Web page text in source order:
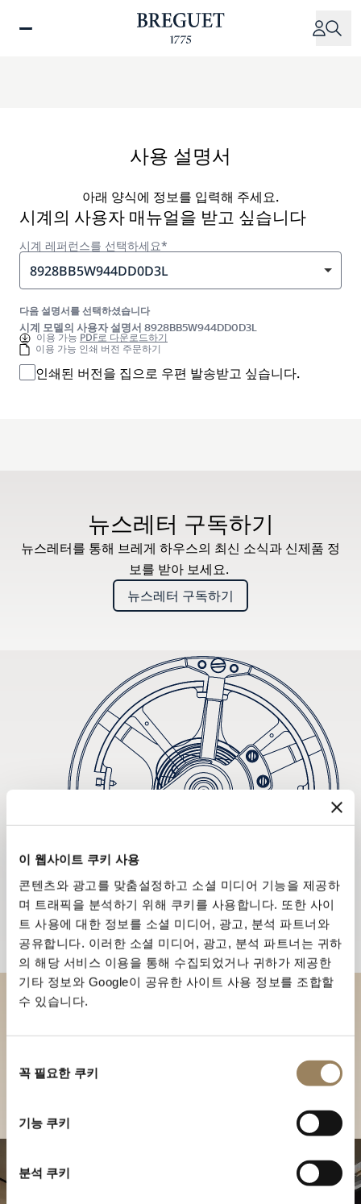
이 웹사이트 쿠키 사용
콘텐츠와 광고를 맞춤설정하고 소셜 미디어 기능을 제공하
며 트래픽을 분석하기 위해 쿠키를 사용합니다. 또한 사이
트 사용에 대한 정보를 소셜 미디어, 광고, 분석 파트너와
공유합니다. 이러한 소셜 미디어, 광고, 분석 파트너는 귀하
의 해당 서비스 이용을 통해 수집되었거나 귀하가 제공한
기타 정보와 Google이 공유한 사이트 사용 정보를 조합할
수 있습니다.
꼭 필요한 쿠키
기능 쿠키
분석 쿠키
사용 설명서
아래 양식에 정보를 입력해 주세요.
시계의 사용자 매뉴얼을 받고 싶습니다
시계 레퍼런스를 선택하세요*
8928BB5W944DD0D3L
다음 설명서를 선택하셨습니다
시계 모델의 사용자 설명서 8928BB5W944DD0D3L
이용 가능 PDF로 다운로드하기
이용 가능 인쇄 버전 주문하기
인쇄된 버전을 집으로 우편 발송받고 싶습니다.
뉴스레터 구독하기
뉴스레터를 통해 브레게 하우스의 최신 소식과 신제품 정
보를 받아 보세요.
뉴스레터 구독하기